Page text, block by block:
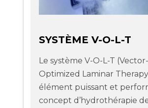
SYSTÈME V-O-L-T
Le système V-O-L-T (Vector-
Optimized Laminar
élément puissant et
concept d’hydrothérapie